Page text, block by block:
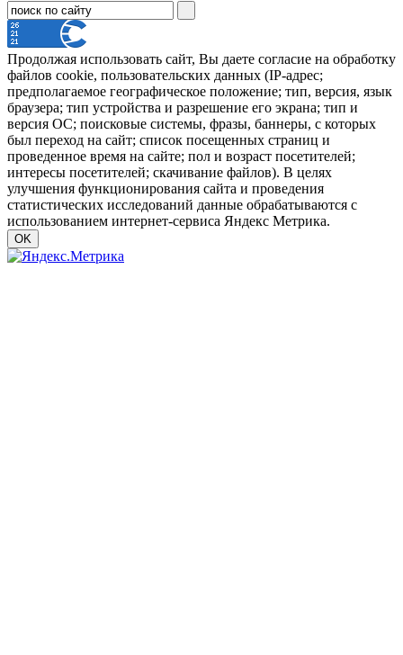
Продолжая использовать сайт, Вы даете согласие на обработку
файлов cookie, пользовательских данных (IP-адрес;
предполагаемое географическое положение; тип, версия, язык
браузера; тип устройства и разрешение его экрана; тип и
версия ОС; поисковые системы, фразы, баннеры, с которых
был переход на сайт; список посещенных страниц и
проведенное время на сайте; пол и возраст посетителей;
интересы посетителей; скачивание файлов). В целях
улучшения функционирования сайта и проведения
статистических исследований данные обрабатываются с
использованием интернет-сервиса Яндекс Метрика.
OK